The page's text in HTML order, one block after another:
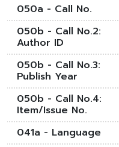
050a - Call No.
050b - Call No.2:
Author ID
050b - Call No.3:
Publish Year
050b - Call No.4:
Item/Issue No.
041a - Language